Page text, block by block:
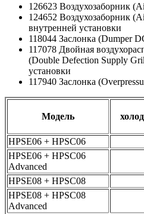
126623 Воздухозаборник
124652 Воздухозаборник
внутренней установки
118044 Заслонка (Dumper
117078 Двойная
(Double Defection Supply
установки
117940 Заслонка
Модель
HPSE06 + HPSC06
HPSE06 + HPSC06
Advanced
HPSE08 + HPSC08
HPSE08 + HPSC08
Advanced